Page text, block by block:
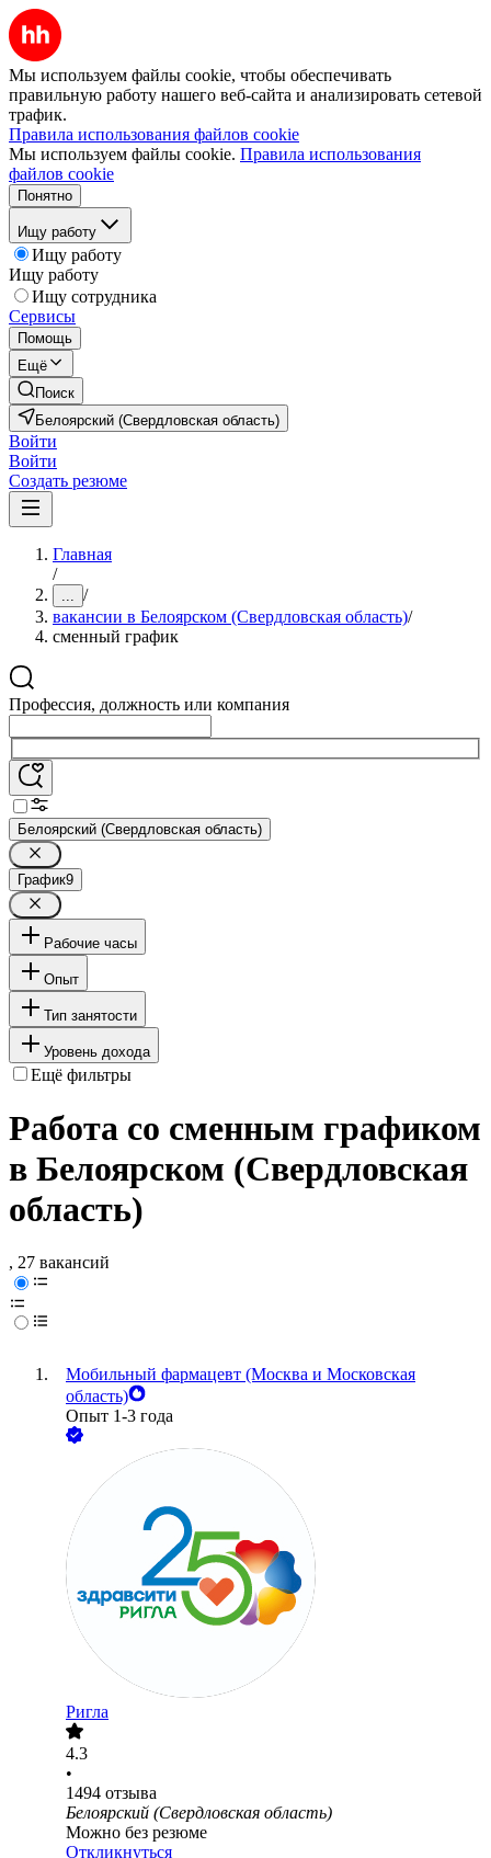
Мы используем файлы cookie, чтобы обеспечивать
правильную работу нашего веб-сайта и анализировать сетевой
трафик.
Правила использования файлов cookie
Мы используем файлы cookie. Правила использования
файлов cookie
Понятно
Ищу работу
Ищу работу
Ищу работу
Ищу сотрудника
Сервисы
Помощь
Ещё
Поиск
Белоярский (Свердловская область)
Войти
Войти
Создать резюме
Главная
/
... /
вакансии в Белоярском (Свердловская область)/
сменный график
Профессия, должность или компания
Белоярский (Свердловская область)
График9
Рабочие часы
Опыт
Тип занятости
Уровень дохода
Ещё фильтры
Работа со сменным графиком
в Белоярском (Свердловская
область)
, 27 вакансий
Мобильный фармацевт (Москва и Московская
область)
Опыт 1-3 года
Ригла
4.3
•
1494 отзыва
Белоярский (Свердловская область)
Можно без резюме
Откликнуться